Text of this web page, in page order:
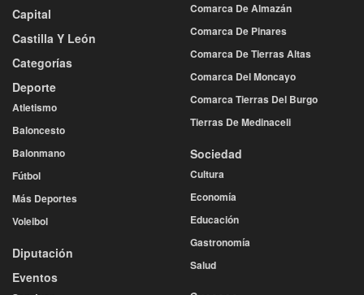
Capital
Castilla Y León
Categorías
Deporte
Atletismo
Baloncesto
Balonmano
Fútbol
Más Deportes
Voleibol
Diputación
Eventos
Comarca De Almazán
Comarca De Pinares
Comarca De Tierras Altas
Comarca Del Moncayo
Comarca Tierras Del Burgo
Tierras De Medinaceli
Sociedad
Cultura
Economía
Educación
Gastronomía
Salud